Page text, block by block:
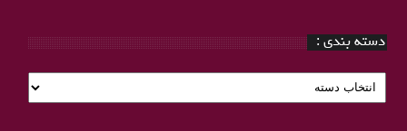
دسته بندی :
دسته
بندی